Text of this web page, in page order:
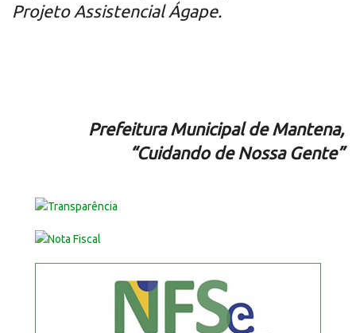
Projeto Assistencial Ágape.
Prefeitura Municipal de Mantena,
“Cuidando de Nossa Gente”